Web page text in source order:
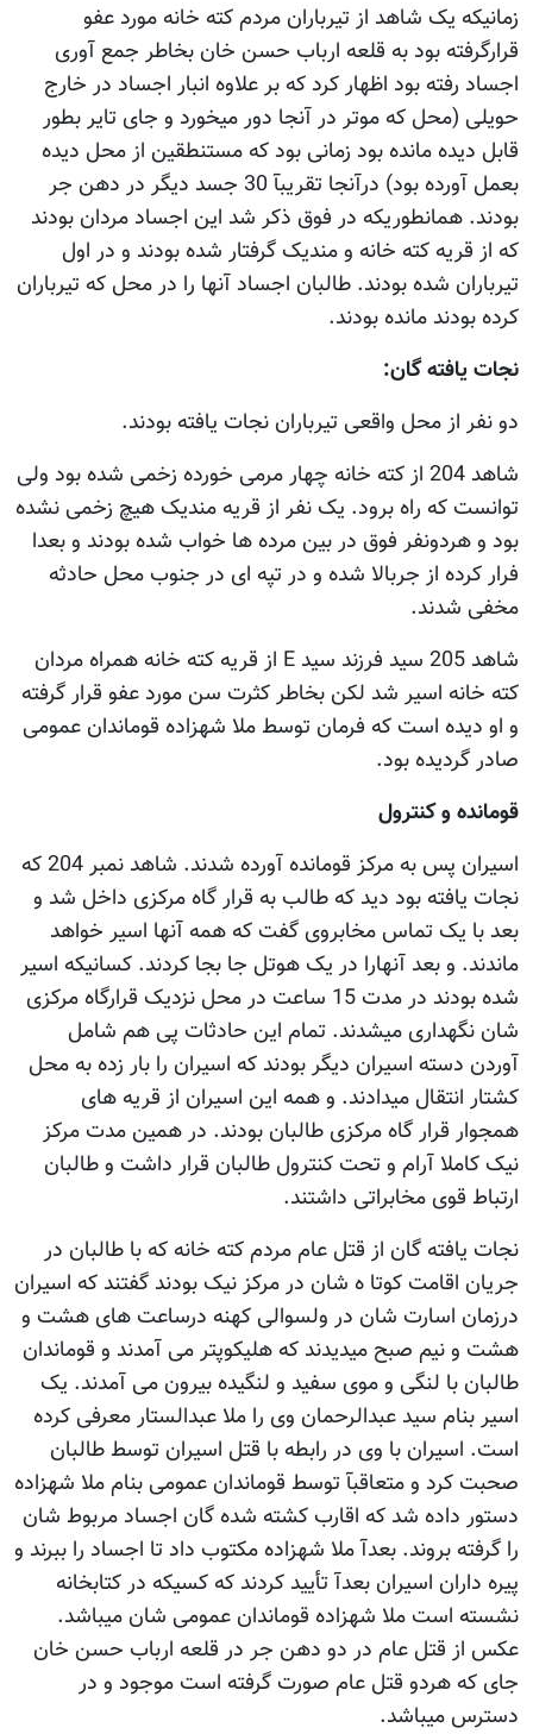
زمانیکه یک شاهد از تیرباران مردم کته خانه مورد عفو
قرارگرفته بود به قلعه ارباب حسن خان بخاطر جمع آوری
اجساد رفته بود اظهار کرد که بر علاوه انبار اجساد در خارج
حویلی (محل که موتر در آنجا دور میخورد و جای تایر بطور
قابل دیده مانده بود زمانی بود که مستنطقین از محل دیده
بعمل آورده بود) درآنجا تقریبآ 30 جسد دیگر در دهن جر
بودند. همانطوریکه در فوق ذکر شد این اجساد مردان بودند
که از قریه کته خانه و مندیک گرفتار شده بودند و در اول
تیرباران شده بودند. طالبان اجساد آنها را در محل که تیرباران
کرده بودند مانده بودند.
نجات یافته گان:
دو نفر از محل واقعی تیرباران نجات یافته بودند.
شاهد 204 از کته خانه چهار مرمی خورده زخمی شده بود ولی
توانست که راه برود. یک نفر از قریه مندیک هیچ زخمی نشده
بود و هردونفر فوق در بین مرده ها خواب شده بودند و بعدا
فرار کرده از جربالا شده و در تپه ای در جنوب محل حادثه
مخفی شدند.
شاهد 205 سید فرزند سید E از قریه کته خانه همراه مردان
کته خانه اسیر شد لکن بخاطر کثرت سن مورد عفو قرار گرفته
و او دیده است که فرمان توسط ملا شهزاده قوماندان عمومی
صادر گردیده بود.
قومانده و کنترول
اسیران پس به مرکز قومانده آورده شدند. شاهد نمبر 204 که
نجات یافته بود دید که طالب به قرار گاه مرکزی داخل شد و
بعد با یک تماس مخابروی گفت که همه آنها اسیر خواهد
ماندند. و بعد آنهارا در یک هوتل جا بجا کردند. کسانیکه اسیر
شده بودند در مدت 15 ساعت در محل نزدیک قرارگاه مرکزی
شان نگهداری میشدند. تمام این حادثات پی هم شامل
آوردن دسته اسیران دیگر بودند که اسیران را بار زده به محل
کشتار انتقال میدادند. و همه این اسیران از قریه های
همجوار قرار گاه مرکزی طالبان بودند. در همین مدت مرکز
نیک کاملا آرام و تحت کنترول طالبان قرار داشت و طالبان
ارتباط قوی مخابراتی داشتند.
نجات یافته گان از قتل عام مردم کته خانه که با طالبان در
جریان اقامت کوتا ه شان در مرکز نیک بودند گفتند که اسیران
درزمان اسارت شان در ولسوالی کهنه درساعت های هشت و
هشت و نیم صبح میدیدند که هلیکوپتر می آمدند و قوماندان
طالبان با لنگی و موی سفید و لنگیده بیرون می آمدند. یک
اسیر بنام سید عبدالرحمان وی را ملا عبدالستار معرفی کرده
است. اسیران با وی در رابطه با قتل اسیران توسط طالبان
صحبت کرد و متعاقبآ توسط قوماندان عمومی بنام ملا شهزاده
دستور داده شد که اقارب کشته شده گان اجساد مربوط شان
را گرفته بروند. بعدآ ملا شهزاده مکتوب داد تا اجساد را ببرند و
پیره داران اسیران بعدآ تأیید کردند که کسیکه در کتابخانه
نشسته است ملا شهزاده قوماندان عمومی شان میباشد.
عکس از قتل عام در دو دهن جر در قلعه ارباب حسن خان
جای که هردو قتل عام صورت گرفته است موجود و در
دسترس میباشد.